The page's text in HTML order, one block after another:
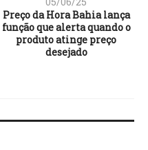
Preço da Hora Bahia lança
função que alerta quando o
produto atinge preço
desejado